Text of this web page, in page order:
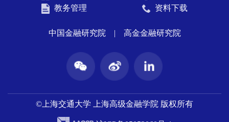
教务管理
资料下载
中国金融研究院 | 高金金融研究院
©上海交通大学 上海高级金融学院 版权所有